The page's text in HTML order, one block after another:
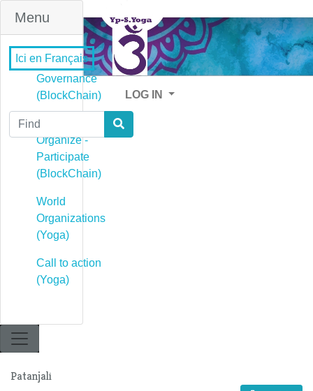
Menu
Governance
(BlockChain)
Governance -
Organize -
Participate
(BlockChain)
World
Organizations
(Yoga)
Call to action
(Yoga)
Ici en Français
LOG IN
Find
Patanjali